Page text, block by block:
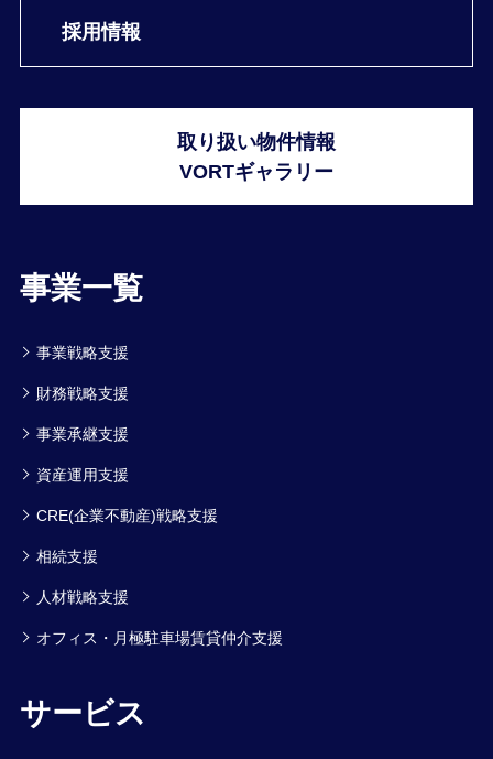
採用情報
事業一覧
事業戦略支援
財務戦略支援
事業承継支援
資産運用支援
CRE(企業不動産)戦略支援
相続支援
人材戦略支援
オフィス・月極駐車場賃貸仲介支援
サービス
取り扱い物件情報
VORTギャラリー